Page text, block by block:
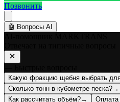
Позвонить
🤖 Вопросы AI
Какую фракцию щебня выбрать
Сколько тонн в кубометре песка?→
Как рассчитать объём?→ Оплата